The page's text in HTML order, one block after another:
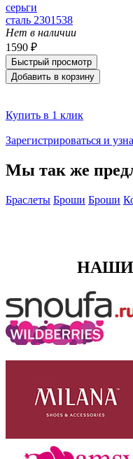
серьги
сталь 2301538
Нет в наличии
1590 ₽
Быстрый просмотр
Добавить в корзину
Купить в 1 клик
Зарегистрироваться и
Мы так же
Браслеты Броши Броши
НАШИ